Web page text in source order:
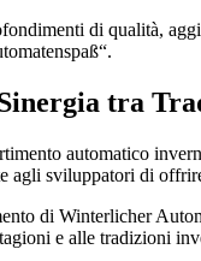
di qualità,
tra
automatico
agli sviluppatori di
di Winterlicher
e alle tradizioni